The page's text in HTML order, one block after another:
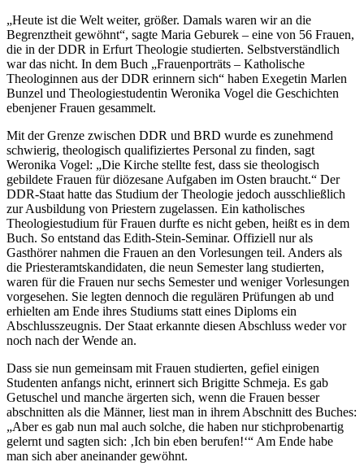
„Heute ist die Welt weiter, größer. Damals waren wir an die
Begrenztheit gewöhnt“, sagte Maria Geburek – eine von 56 Frauen,
die in der DDR in Erfurt Theologie studierten. Selbstverständlich
war das nicht. In dem Buch „Frauenporträts – Katholische
Theologinnen aus der DDR erinnern sich“ haben Exegetin Marlen
Bunzel und Theologiestudentin Weronika Vogel die Geschichten
ebenjener Frauen gesammelt.
Mit der Grenze zwischen DDR und BRD wurde es zunehmend
schwierig, theologisch qualifiziertes Personal zu finden, sagt
Weronika Vogel: „Die Kirche stellte fest, dass sie theologisch
gebildete Frauen für diözesane Aufgaben im Osten braucht.“ Der
DDR-Staat hatte das Studium der Theologie jedoch ausschließlich
zur Ausbildung von Priestern zugelassen. Ein katholisches
Theologiestudium für Frauen durfte es nicht geben, heißt es in dem
Buch. So entstand das Edith-Stein-Seminar. Offiziell nur als
Gasthörer nahmen die Frauen an den Vorlesungen teil. Anders als
die Priesteramtskandidaten, die neun Semester lang studierten,
waren für die Frauen nur sechs Semester und weniger Vorlesungen
vorgesehen. Sie legten dennoch die regulären Prüfungen ab und
erhielten am Ende ihres Studiums statt eines Diploms ein
Abschlusszeugnis. Der Staat erkannte diesen Abschluss weder vor
noch nach der Wende an.
Dass sie nun gemeinsam mit Frauen studierten, gefiel einigen
Studenten anfangs nicht, erinnert sich Brigitte Schmeja. Es gab
Getuschel und manche ärgerten sich, wenn die Frauen besser
abschnitten als die Männer, liest man in ihrem Abschnitt des Buches:
„Aber es gab nun mal auch solche, die haben nur stichprobenartig
gelernt und sagten sich: ‚Ich bin eben berufen!‘“ Am Ende habe
man sich aber aneinander gewöhnt.